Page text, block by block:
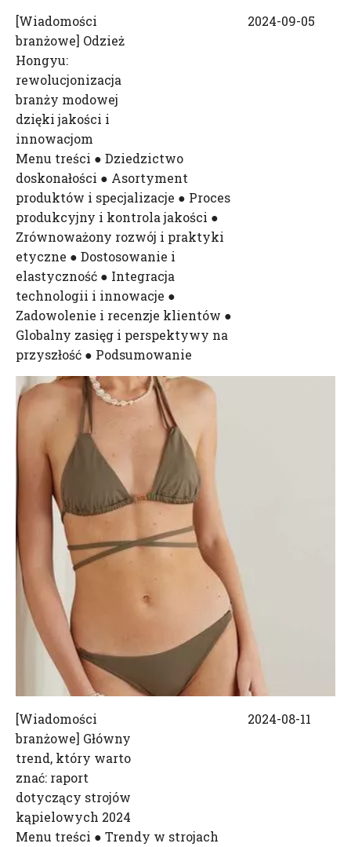
[Wiadomości
branżowe] Odzież
Hongyu:
rewolucjonizacja
branży modowej
dzięki jakości i
innowacjom
Menu treści ● Dziedzictwo
doskonałości ● Asortyment
produktów i specjalizacje ● Proces
produkcyjny i kontrola jakości ●
Zrównoważony rozwój i praktyki
etyczne ● Dostosowanie i
elastyczność ● Integracja
technologii i innowacje ●
Zadowolenie i recenzje klientów ●
Globalny zasięg i perspektywy na
przyszłość ● Podsumowanie
2024-09-05
[Wiadomości
branżowe] Główny
trend, który warto
znać: raport
dotyczący strojów
kąpielowych 2024
Menu treści ● Trendy w strojach
2024-08-11